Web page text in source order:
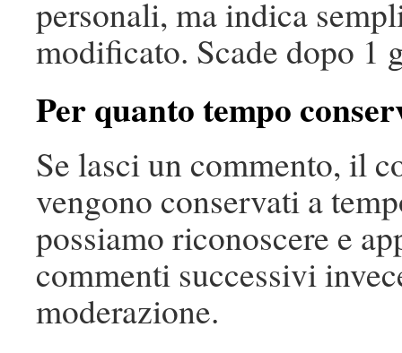
personali, ma indica
modificato. Scade dopo 1
Per quanto tempo
Se lasci un commento, il
vengono conservati a
possiamo riconoscere e
commenti successivi
moderazione.